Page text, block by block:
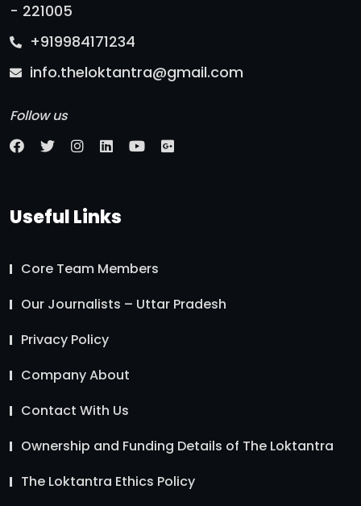
- 221005
+919984171234
info.theloktantra@gmail.com
Follow us
Useful Links
Core Team Members
Our Journalists – Uttar Pradesh
Privacy Policy
Company About
Contact With Us
Ownership and Funding Details of The Loktantra
The Loktantra Ethics Policy